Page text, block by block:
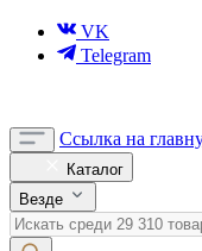
VK
Telegram
Ссылка на
Каталог
Везде